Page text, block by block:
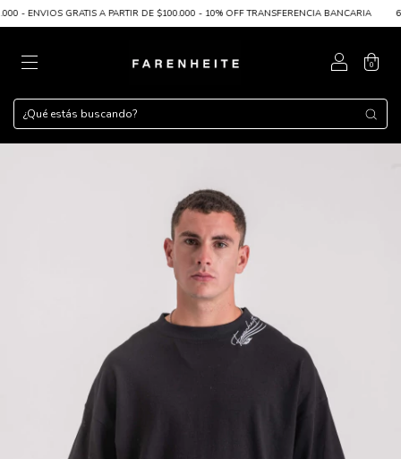
GRATIS A PARTIR DE $100.000 - 10% OFF TRANSFERENCIA BANCARIA 6
0